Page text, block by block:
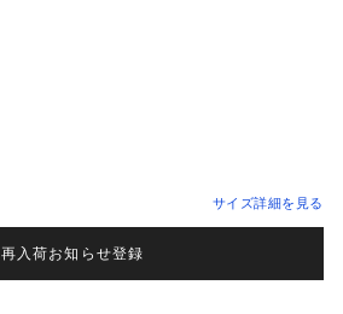
サイズ詳細を見る
再入荷お知らせ登録